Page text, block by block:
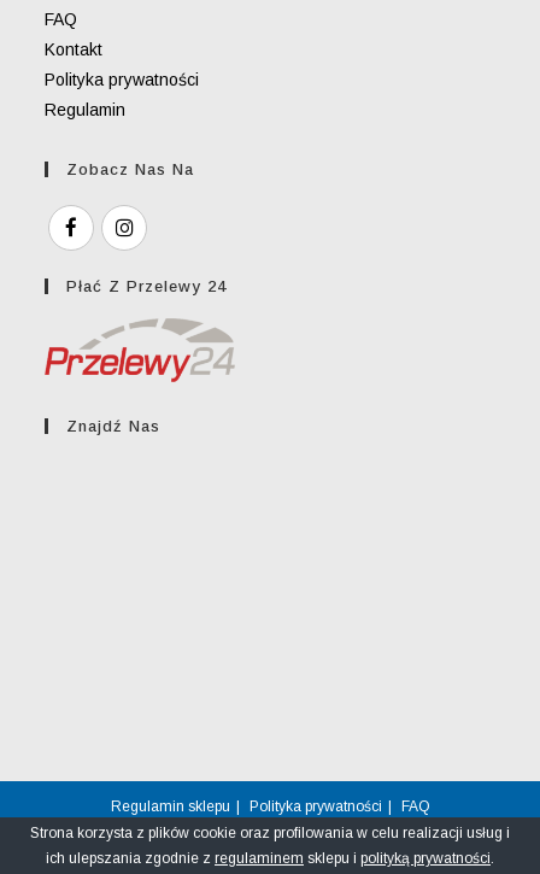
FAQ
Kontakt
Polityka prywatności
Regulamin
Zobacz Nas Na
Płać Z Przelewy 24
Znajdź Nas
Regulamin sklepu Polityka prywatności FAQ
© greckikacik.rzeszow.pl
Strona korzysta z plików cookie oraz profilowania w celu realizacji usług i
ich ulepszania zgodnie z regulaminem sklepu i polityką prywatności.